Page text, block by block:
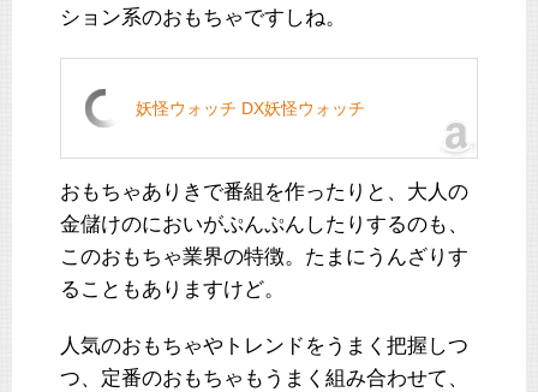
ション系のおもちゃですしね。
妖怪ウォッチ DX妖怪ウォッチ
おもちゃありきで番組を作ったりと、大人の
金儲けのにおいがぷんぷんしたりするのも、
このおもちゃ業界の特徴。たまにうんざりす
ることもありますけど。
人気のおもちゃやトレンドをうまく把握しつ
つ、定番のおもちゃもうまく組み合わせて、